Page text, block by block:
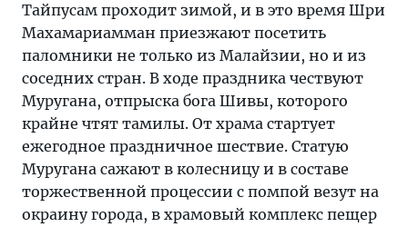
Тайпусам проходит зимой, и в это время Шри
Махамариамман приезжают посетить
паломники не только из Малайзии, но и из
соседних стран. В ходе праздника чествуют
Муругана, отпрыска бога Шивы, которого
крайне чтят тамилы. От храма стартует
ежегодное праздничное шествие. Статую
Муругана сажают в колесницу и в составе
торжественной процессии с помпой везут на
окраину города, в храмовый комплекс пещер